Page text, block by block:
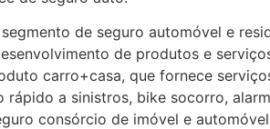
de seguro automóvel e
de produtos e
carro+casa, que fornece
a sinistros, bike socorro,
consórcio de imóvel e